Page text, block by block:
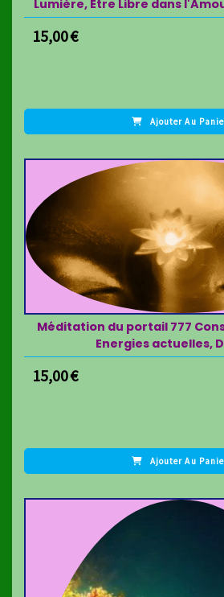
Lumière, Etre Libre dans
15,00€
Ajouter Au
Méditation du portail 777
Energies actuelles,
15,00€
Ajouter Au